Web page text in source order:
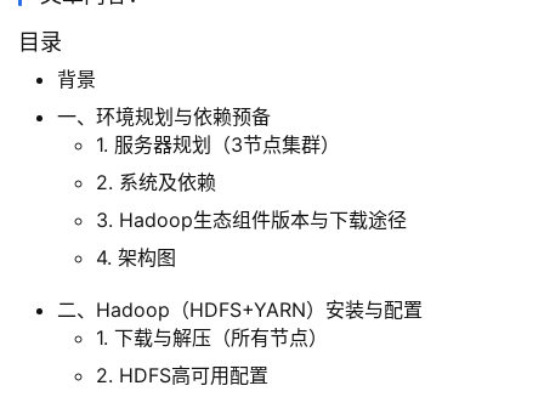
目录
背景‌
一、环境规划与依赖预备‌
1. 服务器规划（3节点集群）
2. 系统及依赖‌
3. Hadoop生态组件版本与下载途径
4. 架构图
二、Hadoop（HDFS+YARN）安装与配置‌
1. 下载与解压（所有节点）
2. HDFS高可用配置